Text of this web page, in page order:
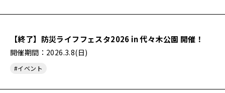
【終了】防災ライフフェスタ2026 in 代々木公園 開催！
開催期間：2026.3.8(日)
#イベント